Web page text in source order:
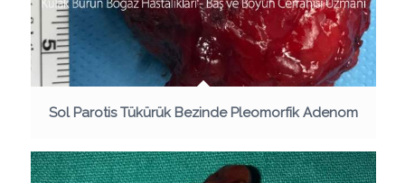
Sol Parotis Tükürük Bezinde Pleomorfik Adenom